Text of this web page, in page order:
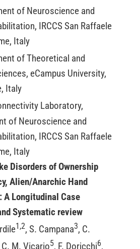
of Neuroscience and
IRCCS San Raffaele
Italy
of Theoretical and
eCampus University,
Italy
Laboratory,
of Neuroscience and
IRCCS San Raffaele
Italy
Disorders of Ownership
Alien/Anarchic Hand
A Longitudinal Case
Systematic review
1,2, S. Campana3, C.
C. M. Vicario5, F. Doricchi6,